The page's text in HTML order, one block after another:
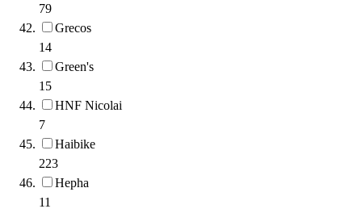
79
Grecos
14
Green's
15
HNF Nicolai
7
Haibike
223
Hepha
11